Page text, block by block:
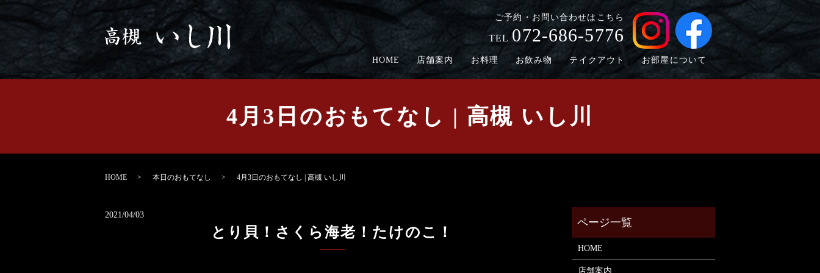
ご予約・お問い合わせはこちら
TEL 072-686-5776
HOME 店舗案内 お料理 お飲み物 テイクアウト お部屋について
4月3日のおもてなし | 高槻 いし川
HOME 本日のおもてなし 4月3日のおもてなし | 高槻 いし川
2021/04/03
とり貝！さくら海老！たけのこ！
HOME
店舗案内